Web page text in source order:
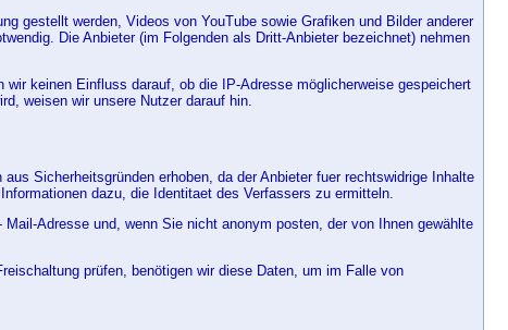
gestellt werden, Videos von YouTube sowie Grafiken und Bilder anderer
Die Anbieter (im Folgenden als Dritt-Anbieter bezeichnet) nehmen
keinen Einfluss darauf, ob die IP-Adresse möglicherweise gespeichert
weisen wir unsere Nutzer darauf hin.
Sicherheitsgründen erhoben, da der Anbieter fuer rechtswidrige Inhalte
dazu, die Identitaet des Verfassers zu ermitteln.
Adresse und, wenn Sie nicht anonym posten, der von Ihnen gewählte
prüfen, benötigen wir diese Daten, um im Falle von